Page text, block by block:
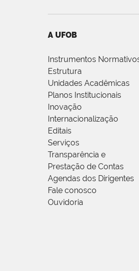
A UFOB
Instrumentos
Estrutura
Unidades Acadêmicas
Planos Institucionais
Inovação
Internacionalização
Editais
Serviços
Transparência e
Prestação de Contas
Agendas dos Dirigentes
Fale conosco
Ouvidoria